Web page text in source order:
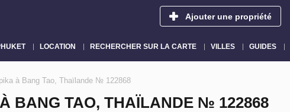
Ajouter une propriété
LOCATION RECHERCHER SUR LA CARTE VILLES GUIDES
à Bang Tao, Thaïlande № 122868
BANG TAO, THAÏLANDE № 122868